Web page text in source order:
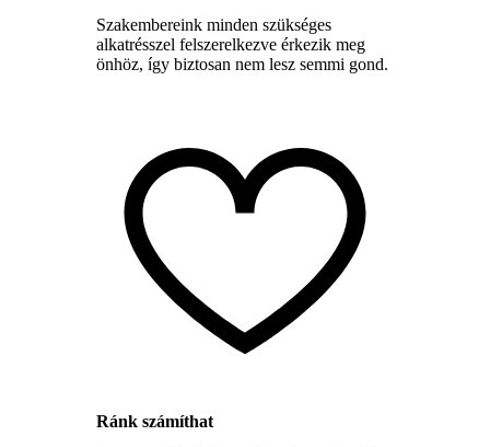
Szakembereink minden szükséges
alkatrésszel felszerelkezve érkezik meg
önhöz, így biztosan nem lesz semmi gond.
Ránk számíthat